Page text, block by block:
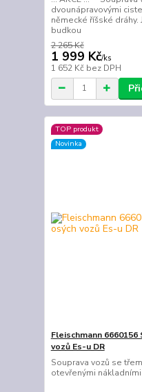
dvounápravovými
německé říšské
budkou
2 265 Kč
1 999 Kč/ks
1 652 Kč bez DPH
TOP produkt
Novinka
Fleischmann
vozů Es-u DR
Souprava vozů se
otevřenými